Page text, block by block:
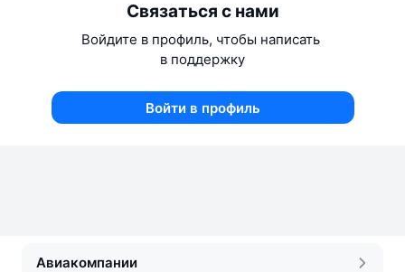
Связаться с нами
Войдите в профиль, чтобы написать
в поддержку
Войти в профиль
Авиакомпании